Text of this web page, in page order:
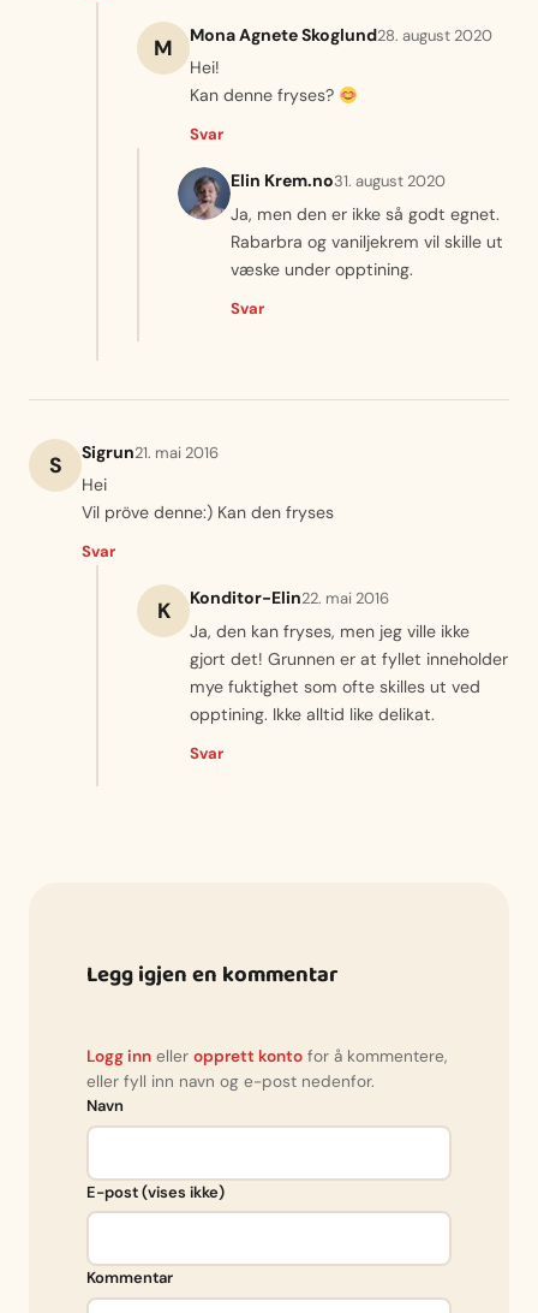
M Mona Agnete Skoglund28. august 2020
Hei!
Kan denne fryses?
Svar
Elin Krem.no31. august 2020
Ja, men den er ikke så godt egnet.
Rabarbra og vaniljekrem vil skille ut
væske under opptining.
Svar
S Sigrun21. mai 2016
Hei
Vil pröve denne:) Kan den fryses
Svar
K Konditor-Elin22. mai 2016
Ja, den kan fryses, men jeg ville ikke
gjort det! Grunnen er at fyllet inneholder
mye fuktighet som ofte skilles ut ved
opptining. Ikke alltid like delikat.
Svar
Legg igjen en kommentar
Logg inn eller opprett konto for å kommentere,
eller fyll inn navn og e-post nedenfor.
Kommentar
Navn
E-post (vises ikke)